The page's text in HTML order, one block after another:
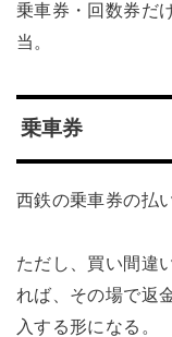
乗車券・回数券だ
当。
乗車券
西鉄の乗車券の払
ただし、買い間違
れば、その場で返
入する形になる。